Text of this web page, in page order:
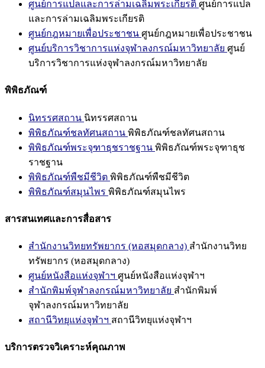
ศูนย์การแปลและการล่ามเฉลิมพระเกียรติ ศูนย์การแปล
และการล่ามเฉลิมพระเกียรติ
ศูนย์กฎหมายเพื่อประชาชน ศูนย์กฎหมายเพื่อประชาชน
ศูนย์บริการวิชาการแห่งจุฬาลงกรณ์มหาวิทยาลัย ศูนย์
บริการวิชาการแห่งจุฬาลงกรณ์มหาวิทยาลัย
พิพิธภัณฑ์
นิทรรศสถาน นิทรรศสถาน
พิพิธภัณฑ์ชลทัศนสถาน พิพิธภัณฑ์ชลทัศนสถาน
พิพิธภัณฑ์พระจุฑาธุชราชฐาน พิพิธภัณฑ์พระจุฑาธุช
ราชฐาน
พิพิธภัณฑ์พืชมีชีวิต พิพิธภัณฑ์พืชมีชีวิต
พิพิธภัณฑ์สมุนไพร พิพิธภัณฑ์สมุนไพร
สารสนเทศและการสื่อสาร
สำนักงานวิทยทรัพยากร (หอสมุดกลาง) สำนักงานวิทย
ทรัพยากร (หอสมุดกลาง)
ศูนย์หนังสือแห่งจุฬาฯ ศูนย์หนังสือแห่งจุฬาฯ
สำนักพิมพ์จุฬาลงกรณ์มหาวิทยาลัย สำนักพิมพ์
จุฬาลงกรณ์มหาวิทยาลัย
สถานีวิทยุแห่งจุฬาฯ สถานีวิทยุแห่งจุฬาฯ
บริการตรวจวิเคราะห์คุณภาพ